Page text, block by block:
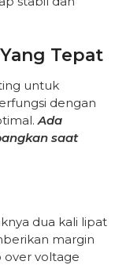
Tepat
untuk
dengan
Ada
saat
dua kali lipat
margin
over voltage